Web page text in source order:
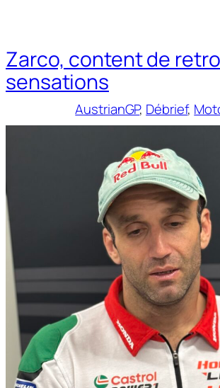
Zarco, content de
sensations
AustrianGP, Débrief,